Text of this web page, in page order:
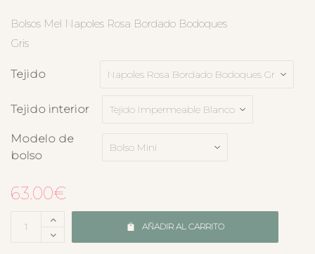
Bolsos Mel Napoles Rosa Bordado Bodoques
Gris
Tejido
Tejido interior
Modelo de
bolso
63.00€
AÑADIR AL CARRITO